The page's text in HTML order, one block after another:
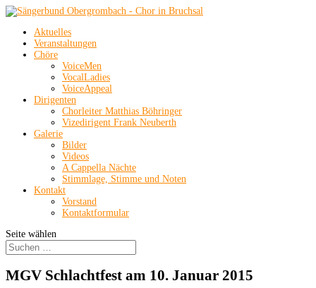
Aktuelles
Veranstaltungen
Chöre
VoiceMen
VocalLadies
VoiceAppeal
Dirigenten
Chorleiter Matthias Böhringer
Vizedirigent Frank Neuberth
Galerie
Bilder
Videos
A Cappella Nächte
Stimmlage, Stimme und Noten
Kontakt
Vorstand
Kontaktformular
Seite wählen
MGV Schlachtfest am 10. Januar 2015